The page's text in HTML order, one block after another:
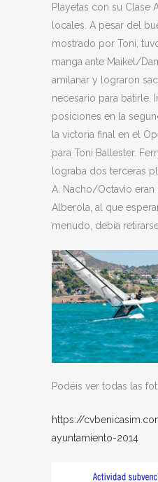
Playetas con su Clase
locales. A pesar del
mostrado por Toni,
manga ante Maikel/
amilanar y lograron
necesario para batirle.
posiciones en la
la victoria final en el
para Toni Ballester.
lograba dos terceras
A. Nacho/Octavio eran
Alberola, al que
menudo, debía
Podéis ver todas las
https://
ayuntamiento-2014